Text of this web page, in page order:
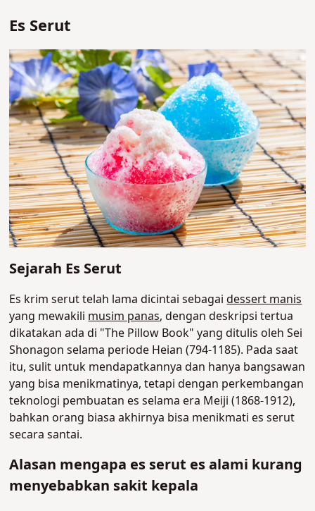
Es Serut
Sejarah Es Serut
Es krim serut telah lama dicintai sebagaidessert manis
yang mewakili musim panas, dengan deskripsi tertua
dikatakan ada di "The Pillow Book" yang ditulis oleh Sei
Shonagon selama periode Heian (794-1185). Pada saat
itu, sulit untuk mendapatkannya dan hanya bangsawan
yang bisa menikmatinya, tetapi dengan perkembangan
teknologi pembuatan es selama era Meiji (1868-1912),
bahkan orang biasa akhirnya bisa menikmati es serut
secara santai.
Alasan mengapa es serut es alami kurang
menyebabkan sakit kepala